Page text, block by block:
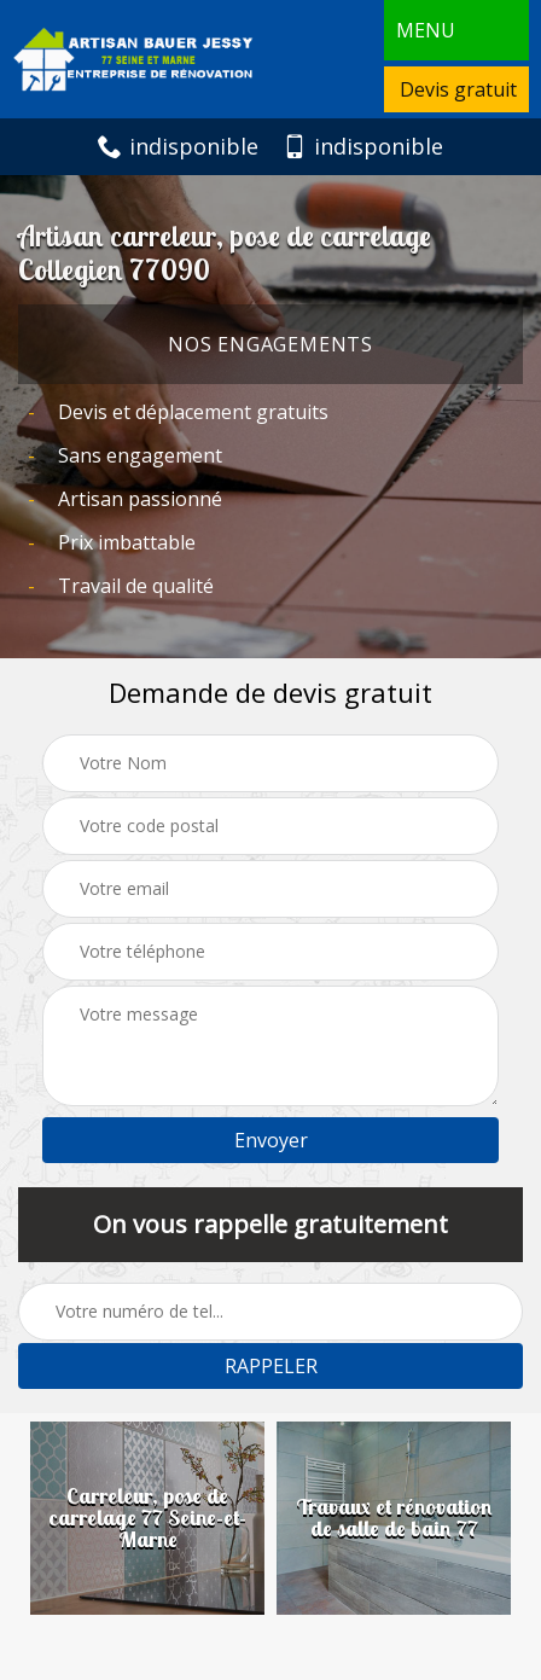
MENU
Devis gratuit
indisponible indisponible
Artisan carreleur, pose de carrelage
Collegien 77090
NOS ENGAGEMENTS
Devis et déplacement gratuits
Sans engagement
Artisan passionné
Prix imbattable
Travail de qualité
Demande de devis gratuit
On vous rappelle gratuitement
Carreleur, pose de
carrelage 77 Seine-et-
Marne
Travaux et rénovation
de salle de bain 77